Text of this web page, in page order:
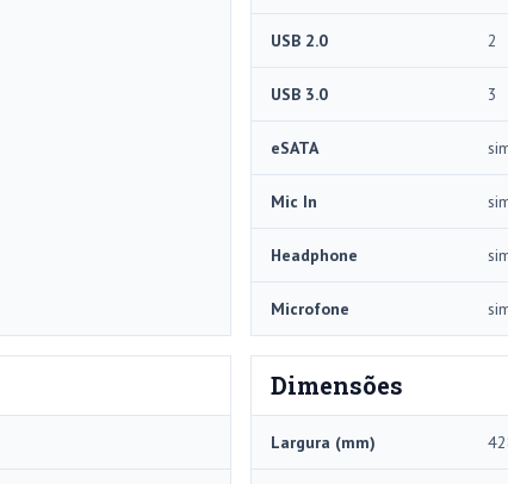
USB 2.0 2
USB 3.0 3
eSATA
Mic In
Headphone
Microfone
Dimensões
Largura (mm)